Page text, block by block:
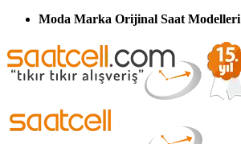
Moda Marka Orijinal Saat Modelleri